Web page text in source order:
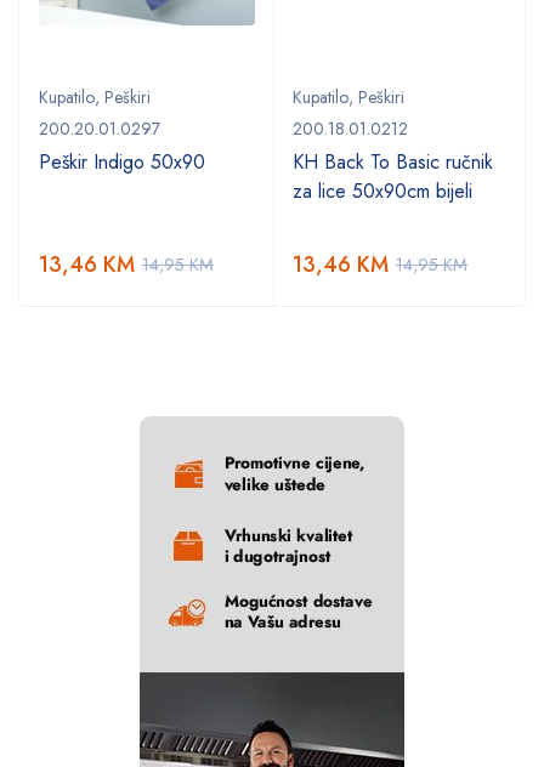
Kupatilo, Peškiri
200.20.01.0297
Peškir Indigo 50x90
14,95KM
13,46 KM
Kupatilo, Peškiri
200.18.01.0212
KH Back To Basic ručnik
za lice 50x90cm bijeli
14,95KM
13,46 KM